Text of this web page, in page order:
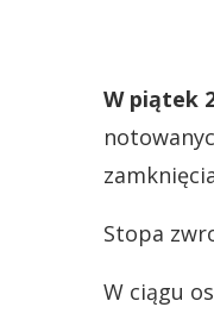
W piątek
Stopa
W ciągu